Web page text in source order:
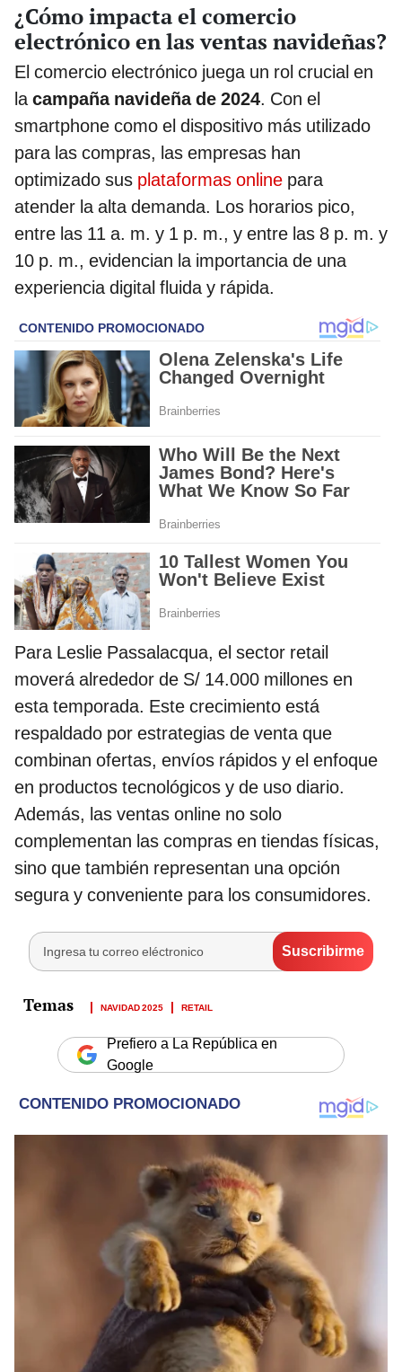
¿Cómo impacta el comercio
electrónico en las ventas navideñas?
El comercio electrónico juega un rol crucial en
la campaña navideña de 2024. Con el
smartphone como el dispositivo más utilizado
para las compras, las empresas han
optimizado sus plataformas online para
atender la alta demanda. Los horarios pico,
entre las 11 a. m. y 1 p. m., y entre las 8 p. m. y
10 p. m., evidencian la importancia de una
experiencia digital fluida y rápida.
Para Leslie Passalacqua, el sector retail
moverá alrededor de S/ 14.000 millones en
esta temporada. Este crecimiento está
respaldado por estrategias de venta que
combinan ofertas, envíos rápidos y el enfoque
en productos tecnológicos y de uso diario.
Además, las ventas online no solo
complementan las compras en tiendas físicas,
sino que también representan una opción
segura y conveniente para los consumidores.
NAVIDAD 2025 RETAIL
Prefiero a La República en
Google